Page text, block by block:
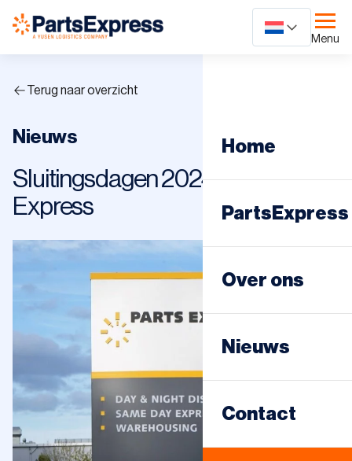
naar
content
Menu
Home
PartsExpress
Sameday
Internationaal
Over ons
Nieuws
Contact
Terug naar overzicht
Nieuws
Sluitingsdagen 2024 Parts
Express